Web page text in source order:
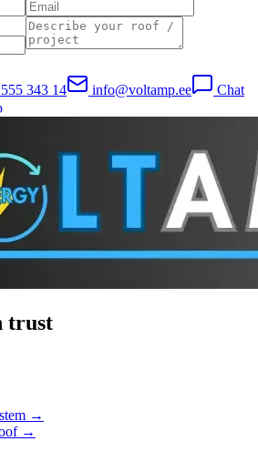
343 14 info@voltamp.ee
Chat
trust
→
→